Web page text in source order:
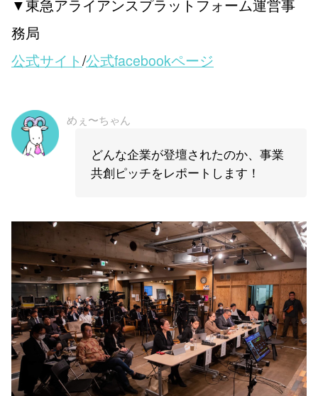
▼東急アライアンスプラットフォーム運営事
務局
公式サイト/公式facebookページ
めぇ〜ちゃん
どんな企業が登壇されたのか、事業
共創ピッチをレポートします！